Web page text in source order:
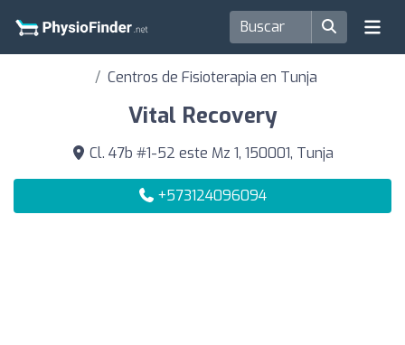
Centros de Fisioterapia en Tunja
Vital Recovery
Cl. 47b #1-52 este Mz 1, 150001, Tunja
+573124096094